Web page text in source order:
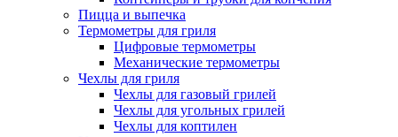
Пицца и выпечка
Термометры для гриля
Цифровые термометры
Механические термометры
Чехлы для гриля
Чехлы для газовый грилей
Чехлы для угольных грилей
Чехлы для коптилен